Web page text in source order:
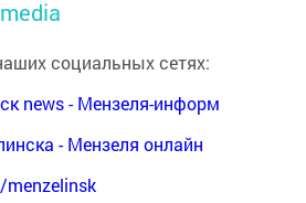
социальных сетях:
news - Мензеля-информ
- Мензеля онлайн
menzelinsk